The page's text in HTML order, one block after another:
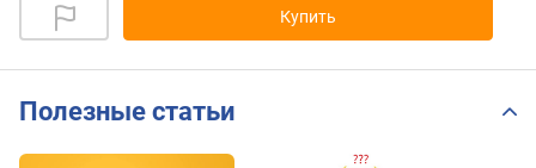
Купить
Полезные статьи